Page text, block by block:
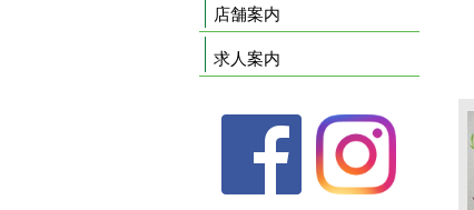
店舗案内
求人案内